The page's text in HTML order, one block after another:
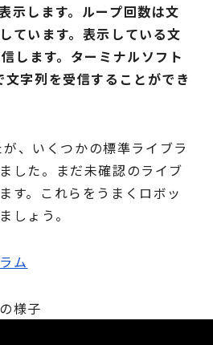
示します。ループ回数は文
ています。表示している文
します。ターミナルソフト
字列を受信することができ
、いくつかの標準ライブラ
した。まだ未確認のライブ
す。これらをうまくロボッ
しょう。
ム
様子